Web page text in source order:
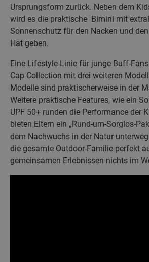
Ursprungsform zurück. Neben dem
wird es die praktische Bimini mit
Sonnenschutz für den Nacken und
Hat geben.
Eine Lifestyle-Linie für junge Buff-
Cap Collection mit drei weiteren
Modelle sind praktischerweise in der
Weitere praktische Features, wie ein
UPF 50+ runden die Performance der
bieten Eltern ein „Rund-um-Sorglos-
dem Nachwuchs in der Natur
die gesamte Outdoor-Familie perfekt
gemeinsamen Erlebnissen nichts im